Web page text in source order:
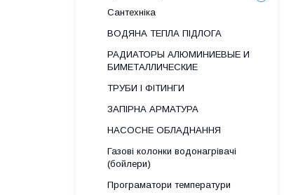
Сантехніка
ВОДЯНА ТЕПЛА ПІДЛОГА
РАДИАТОРЫ АЛЮМИНИЕВЫЕ И
БИМЕТАЛЛИЧЕСКИЕ
ТРУБИ І ФІТИНГИ
ЗАПІРНА АРМАТУРА
НАСОСНЕ ОБЛАДНАННЯ
Газові колонки водонагрівачі
(бойлери)
Програматори температури